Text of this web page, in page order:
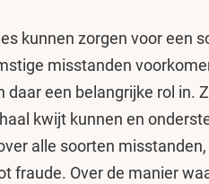
kunnen zorgen voor een
misstanden
een belangrijke rol in.
kwijt kunnen en
alle soorten misstanden,
fraude. Over de manier